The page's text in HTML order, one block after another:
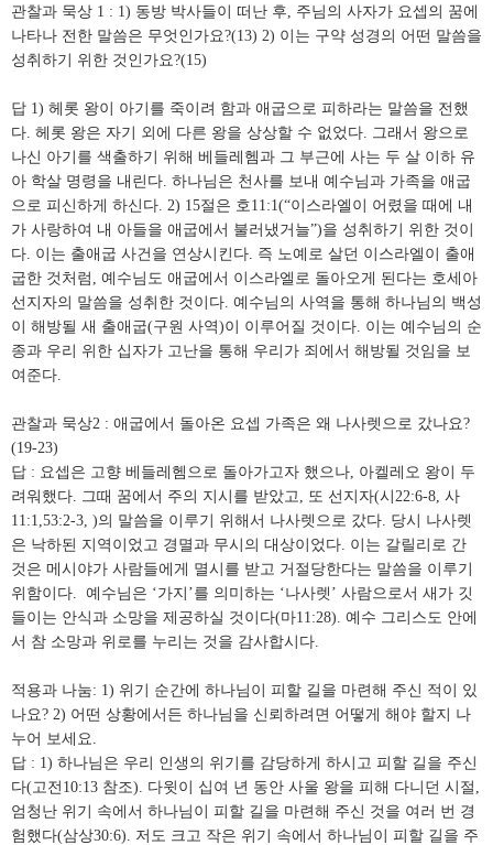
관찰과 묵상 1 : 1) 동방 박사들이 떠난 후, 주님의 사자가 요셉의 꿈에
나타나 전한 말씀은 무엇인가요?(13) 2) 이는 구약 성경의 어떤 말씀을
성취하기 위한 것인가요?(15)
답 1) 헤롯 왕이 아기를 죽이려 함과 애굽으로 피하라는 말씀을 전했
다. 헤롯 왕은 자기 외에 다른 왕을 상상할 수 없었다. 그래서 왕으로
나신 아기를 색출하기 위해 베들레헴과 그 부근에 사는 두 살 이하 유
아 학살 명령을 내린다. 하나님은 천사를 보내 예수님과 가족을 애굽
으로 피신하게 하신다. 2) 15절은 호11:1(“이스라엘이 어렸을 때에 내
가 사랑하여 내 아들을 애굽에서 불러냈거늘”)을 성취하기 위한 것이
다. 이는 출애굽 사건을 연상시킨다. 즉 노예로 살던 이스라엘이 출애
굽한 것처럼, 예수님도 애굽에서 이스라엘로 돌아오게 된다는 호세아
선지자의 말씀을 성취한 것이다. 예수님의 사역을 통해 하나님의 백성
이 해방될 새 출애굽(구원 사역)이 이루어질 것이다. 이는 예수님의 순
종과 우리 위한 십자가 고난을 통해 우리가 죄에서 해방될 것임을 보
여준다.
관찰과 묵상2 : 애굽에서 돌아온 요셉 가족은 왜 나사렛으로 갔나요?
(19-23)
답 : 요셉은 고향 베들레헴으로 돌아가고자 했으나, 아켈레오 왕이 두
려워했다. 그때 꿈에서 주의 지시를 받았고, 또 선지자(시22:6-8, 사
11:1,53:2-3, )의 말씀을 이루기 위해서 나사렛으로 갔다. 당시 나사렛
은 낙하된 지역이었고 경멸과 무시의 대상이었다. 이는 갈릴리로 간
것은 메시야가 사람들에게 멸시를 받고 거절당한다는 말씀을 이루기
위함이다. 예수님은 ‘가지’를 의미하는 ‘나사렛’ 사람으로서 새가 깃
들이는 안식과 소망을 제공하실 것이다(마11:28). 예수 그리스도 안에
서 참 소망과 위로를 누리는 것을 감사합시다.
적용과 나눔: 1) 위기 순간에 하나님이 피할 길을 마련해 주신 적이 있
나요? 2) 어떤 상황에서든 하나님을 신뢰하려면 어떻게 해야 할지 나
누어 보세요.
답 : 1) 하나님은 우리 인생의 위기를 감당하게 하시고 피할 길을 주신
다(고전10:13 참조). 다윗이 십여 년 동안 사울 왕을 피해 다니던 시절,
엄청난 위기 속에서 하나님이 피할 길을 마련해 주신 것을 여러 번 경
험했다(삼상30:6). 저도 크고 작은 위기 속에서 하나님이 피할 길을 주